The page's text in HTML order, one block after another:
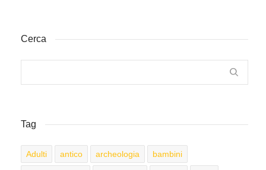
Cerca
Tag
Adulti antico archeologia bambini